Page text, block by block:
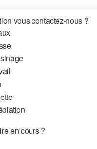
vous contactez-nous ?
en cours ?